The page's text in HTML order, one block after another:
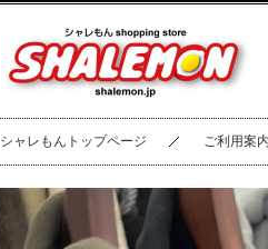
シャレもんトップページ ご利用案